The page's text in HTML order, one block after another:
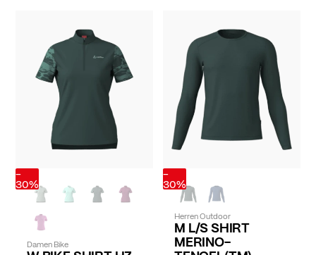
-
30%
Damen Bike
-
30%
Herren Outdoor
M L/S SHIRT
MERINO-